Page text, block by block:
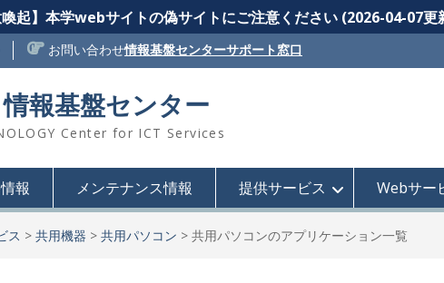
喚起】本学webサイトの偽サイトにご注意ください (2026-04-07更
お問い合わせ情報基盤センターサポート窓口
報基盤センター
Center for ICT Services
報 メンテナンス情報 提供サービス Webサー
ス > 共用機器 > 共用パソコン > 共用パソコンのアプリケーション一覧